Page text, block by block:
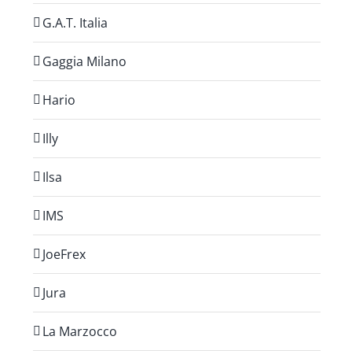
G.A.T. Italia
Gaggia Milano
Hario
Illy
Ilsa
IMS
JoeFrex
Jura
La Marzocco